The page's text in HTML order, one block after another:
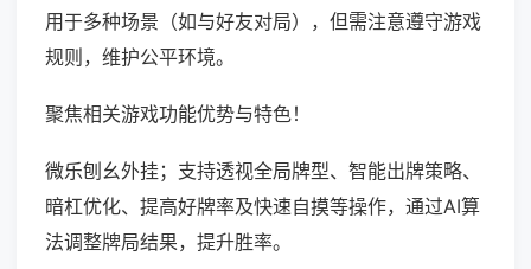
用于多种场景（如与好友对局），但需注意遵守游戏
规则，维护公平环境。
聚焦相关游戏功能优势与特色！
微乐刨幺外挂；支持透视全局牌型、智能出牌策略、
暗杠优化、提高好牌率及快速自摸等操作，通过AI算
法调整牌局结果，提升胜率。